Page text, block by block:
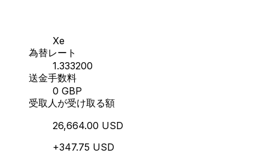
Xe
為替レート
1.333200
送金手数料
0 GBP
受取人が受け取る額
26,664.00 USD
+347.75 USD